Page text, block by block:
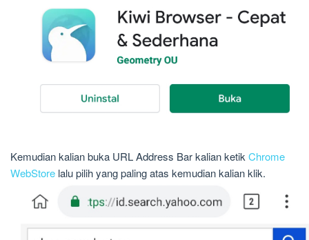
Kemudian kalian buka URL Address Bar kalian ketikChrome
WebStore lalu pilih yang paling atas kemudian kalian klik.